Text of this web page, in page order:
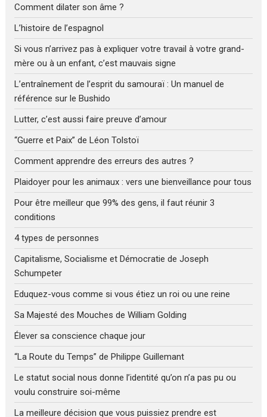
Comment dilater son âme ?
L’histoire de l’espagnol
Si vous n’arrivez pas à expliquer votre travail à votre grand-
mère ou à un enfant, c’est mauvais signe
L’entraînement de l’esprit du samouraï : Un manuel de
référence sur le Bushido
Lutter, c’est aussi faire preuve d’amour
“Guerre et Paix” de Léon Tolstoï
Comment apprendre des erreurs des autres ?
Plaidoyer pour les animaux : vers une bienveillance pour tous
Pour être meilleur que 99% des gens, il faut réunir 3
conditions
4 types de personnes
Capitalisme, Socialisme et Démocratie de Joseph
Schumpeter
Eduquez-vous comme si vous étiez un roi ou une reine
Sa Majesté des Mouches de William Golding
Élever sa conscience chaque jour
“La Route du Temps” de Philippe Guillemant
Le statut social nous donne l’identité qu’on n’a pas pu ou
voulu construire soi-même
La meilleure décision que vous puissiez prendre est